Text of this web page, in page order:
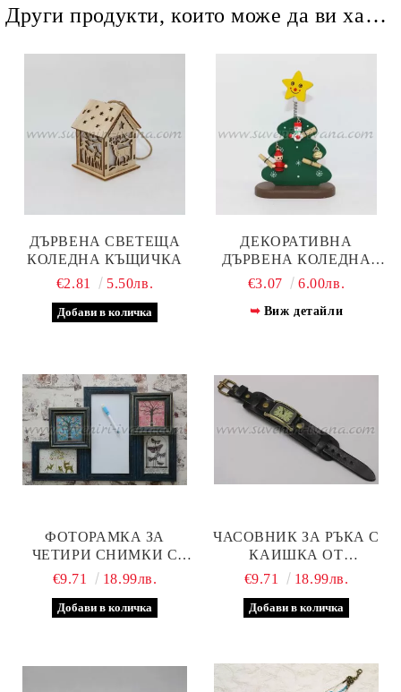
Други продукти, които може да ви харесат
ДЪРВЕНА СВЕТЕЩА
КОЛЕДНА КЪЩИЧКА
€2.81
5.50лв.
ДЕКОРАТИВНА
ДЪРВЕНА КОЛЕДНА
ЕЛХА С КЪСМЕТЧЕТА
€3.07 6.00лв.
Виж детайли
ФОТОРАМКА ЗА
ЧЕТИРИ СНИМКИ С
ДЪСКА ЗА ПИСАНЕ С
€9.71 18.99лв.
ЧАСОВНИК ЗА РЪКА С
КАИШКА ОТ
ЕСТЕСТВЕНА КОЖА
€9.71 18.99лв.